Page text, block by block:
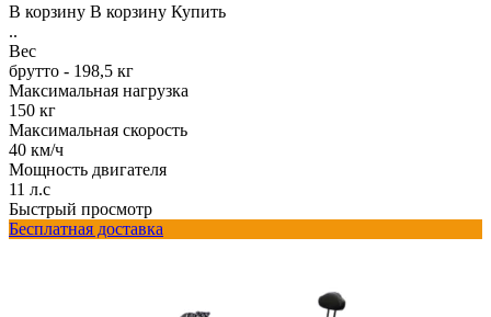
В корзину В корзину Купить
..
Вес
брутто - 198,5 кг
Максимальная нагрузка
150 кг
Максимальная скорость
40 км/ч
Мощность двигателя
11 л.с
Быстрый просмотр
Бесплатная доставка